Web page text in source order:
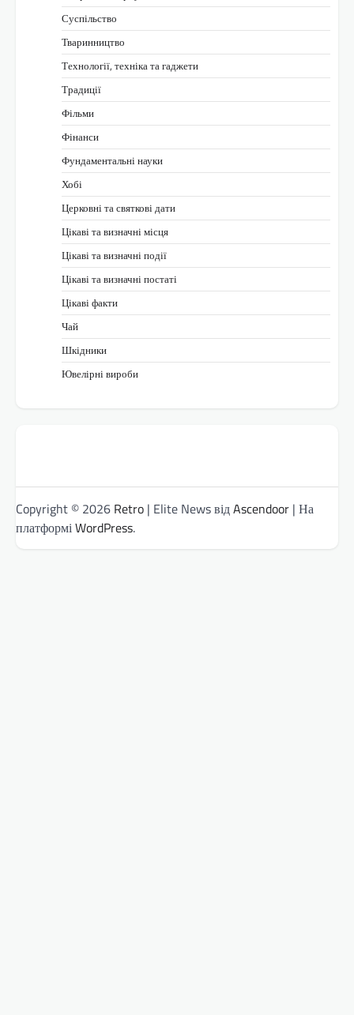
Суспільство
Тваринництво
Технології, техніка та гаджети
Традиції
Фільми
Фінанси
Фундаментальні науки
Хобі
Церковні та святкові дати
Цікаві та визначні місця
Цікаві та визначні події
Цікаві та визначні постаті
Цікаві факти
Чай
Шкідники
Ювелірні вироби
Copyright © 2026 Retro | Elite News відAscendoor | На
платформіWordPress.